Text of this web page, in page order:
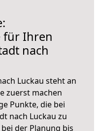
für Ihren
nach
Luckau steht an
zuerst machen
Punkte, die bei
nach Luckau zu
der Planung bis